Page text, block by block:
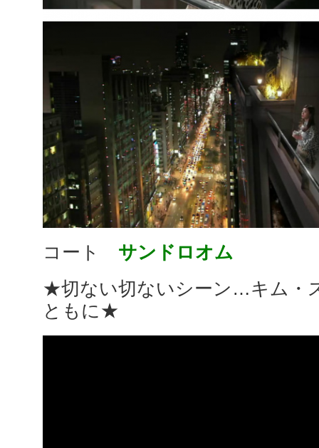
コート サンドロオム
★切ない切ないシーン…キム・
ともに★